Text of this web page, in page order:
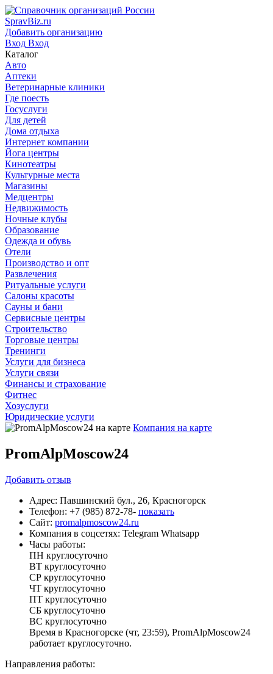
SpravBiz.ru
Добавить организацию
Вход Вход
Каталог
Авто
Аптеки
Ветеринарные клиники
Где поесть
Госуслуги
Для детей
Дома отдыха
Интернет компании
Йога центры
Кинотеатры
Культурные места
Магазины
Медцентры
Недвижимость
Ночные клубы
Образование
Одежда и обувь
Отели
Производство и опт
Развлечения
Ритуальные услуги
Салоны красоты
Сауны и бани
Сервисные центры
Строительство
Торговые центры
Тренинги
Услуги для бизнеса
Услуги связи
Финансы и страхование
Фитнес
Хозуслуги
Юридические услуги
Компания на карте
PromAlpMoscow24
Добавить отзыв
Адрес: Павшинский бул., 26, Красногорск
Телефон: +7 (985) 872-78- показать
Сайт: promalpmoscow24.ru
Компания в соцсетях: Telegram Whatsapp
Часы работы:
ПН круглосуточно
ВТ круглосуточно
СР круглосуточно
ЧТ круглосуточно
ПТ круглосуточно
СБ круглосуточно
ВС круглосуточно
Время в Красногорске (чт, 23:59), PromAlpMoscow24
работает круглосуточно.
Направления работы: